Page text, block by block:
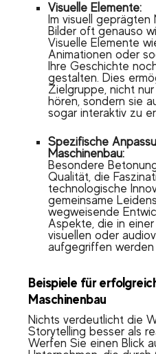
Visuelle Elemente:
Im visuell geprägten
Bilder oft genauso
Visuelle Elemente
Animationen oder
Ihre Geschichte
gestalten. Dies
Zielgruppe, nicht
hören, sondern sie
sogar interaktiv zu
Spezifische
Maschinenbau:
Besondere
Qualität, die
technologische
gemeinsame
wegweisende
Aspekte, die in
visuellen oder
aufgegriffen werden
Beispiele für
Maschinenbau
Nichts verdeutlicht die
Storytelling besser als
Werfen Sie einen Blick